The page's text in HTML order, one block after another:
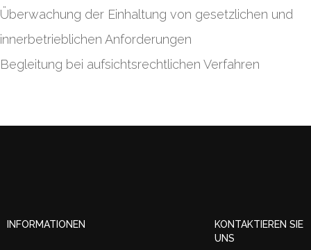
Überwachung der Einhaltung von gesetzlichen und
innerbetrieblichen Anforderungen
Begleitung bei aufsichtsrechtlichen Verfahren
INFORMATIONEN
KONTAKTIEREN SIE
UNS